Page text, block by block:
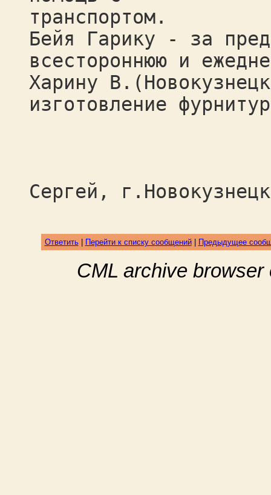
транспортом.
Бейя Гарику - за
всестороннюю и
Харину
изготовление
Сергей, г.Новокузнецк
Ответить| Перейти к списку сообщений| Предыдущее
CML archive